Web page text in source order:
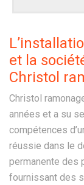
et la
Christol
Christol
années et a su
compétences
réussie dans le
permanente des
fournissant des